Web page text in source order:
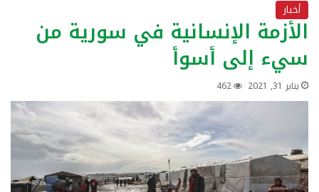
أخبار
الأزمة الإنسانية في سورية من
سيء إلى أسوأ
يناير 31, 2021 462